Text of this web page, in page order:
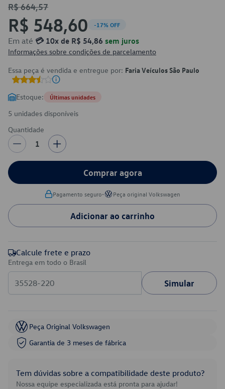
R$ 664,57
R$ 548,60 -17% OFF
Em até 💳 10x de R$ 54,86 sem juros
Informações sobre condições de parcelamento
Essa peça é vendida e entregue por: Faria Veículos São Paulo
Estoque: Últimas unidades
5 unidades disponíveis
Quantidade
1
Comprar agora
Pagamento seguro• Peça original Volkswagen
Adicionar ao carrinho
Calcule frete e prazo
Entrega em todo o Brasil
Simular
Peça Original Volkswagen
Garantia de 3 meses de fábrica
Tem dúvidas sobre a compatibilidade deste produto?
Nossa equipe especializada está pronta para ajudar!